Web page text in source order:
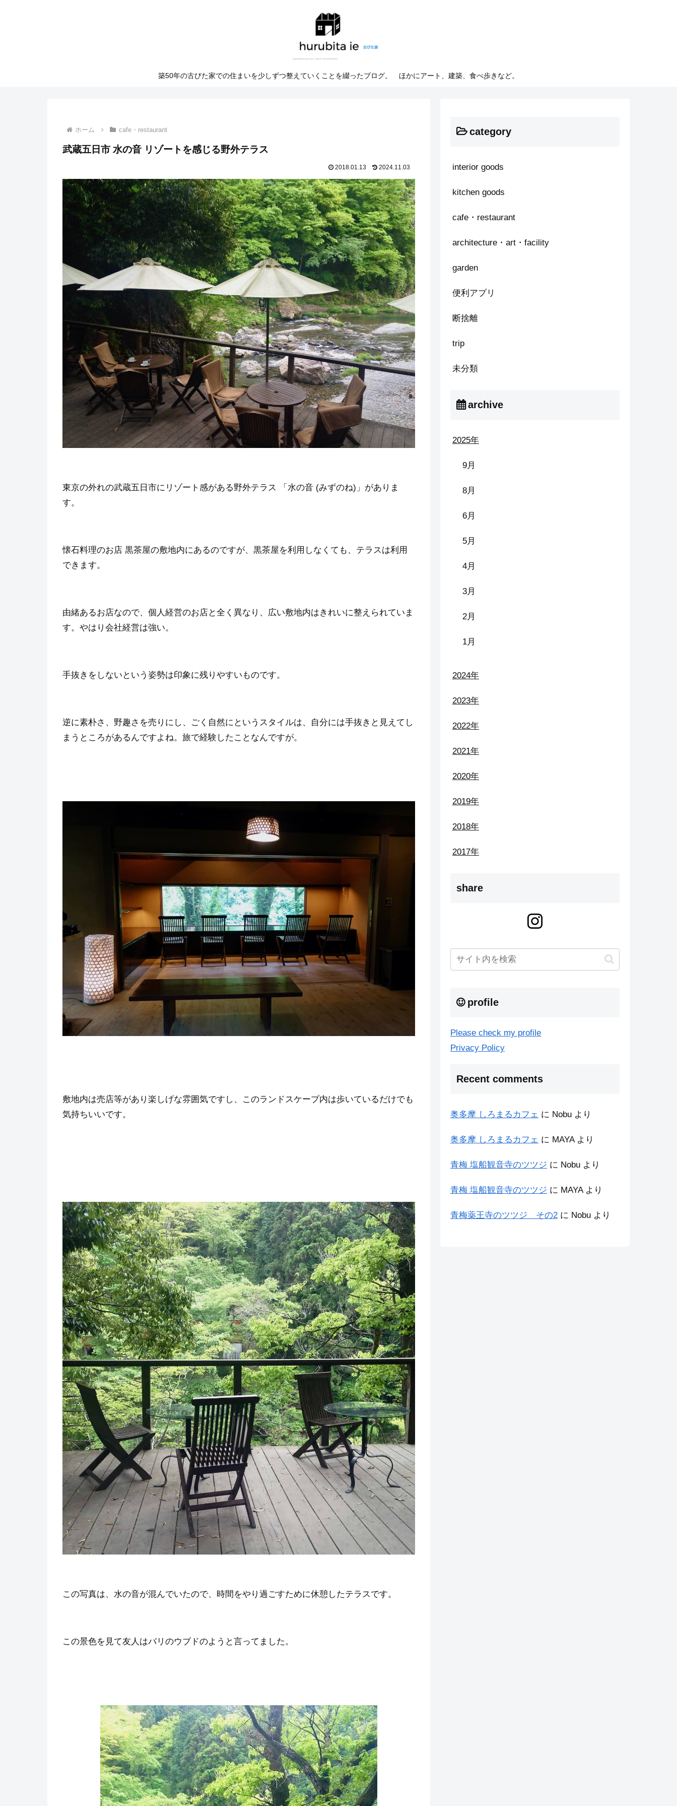
築50年の古びた家での住まいを少しずつ整えていくことを綴ったブログ。 ほかにアート、建築、食べ歩きなど。
ホーム cafe・restaurant
武蔵五日市 水の音 リゾートを感じる野外テラス
2018.01.13 2024.11.03
東京の外れの武蔵五日市にリゾート感がある野外テラス 「水の音 (みずのね)」がありま
す。
懐石料理のお店 黒茶屋の敷地内にあるのですが、黒茶屋を利用しなくても、テラスは利用
できます。
由緒あるお店なので、個人経営のお店と全く異なり、広い敷地内はきれいに整えられていま
す。やはり会社経営は強い。
手抜きをしないという姿勢は印象に残りやすいものです。
逆に素朴さ、野趣さを売りにし、ごく自然にというスタイルは、自分には手抜きと見えてし
まうところがあるんですよね。旅で経験したことなんですが。
敷地内は売店等があり楽しげな雰囲気ですし、このランドスケープ内は歩いているだけでも
気持ちいいです。
この写真は、水の音が混んでいたので、時間をやり過ごすために休憩したテラスです。
この景色を見て友人はバリのウブドのようと言ってました。
category
interior goods
kitchen goods
cafe・restaurant
architecture・art・facility
garden
便利アプリ
断捨離
trip
未分類
archive
2025年
9月
8月
6月
5月
4月
3月
2月
1月
2024年
2023年
2022年
2021年
2020年
2019年
2018年
2017年
share
profile
Please check my profile
Privacy Policy
Recent comments
奥多摩 しろまるカフェ に Nobu より
奥多摩 しろまるカフェ に MAYAより
青梅 塩船観音寺のツツジ に Nobu より
青梅 塩船観音寺のツツジ に MAYAより
青梅薬王寺のツツジ その2 に Nobu より